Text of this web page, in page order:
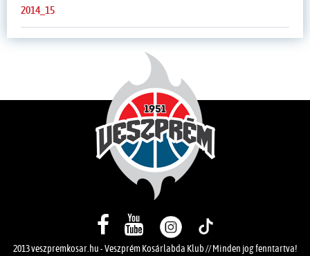
2014_15
2013 veszpremkosar.hu - Veszprém Kosárlabda Klub // Minden jog fenntartva!